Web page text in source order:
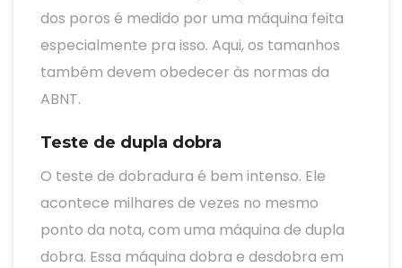
dos poros é medido por uma máquina feita
especialmente pra isso. Aqui, os tamanhos
também devem obedecer às normas da
ABNT.
Teste de dupla dobra
O teste de dobradura é bem intenso. Ele
acontece milhares de vezes no mesmo
ponto da nota, com uma máquina de dupla
dobra. Essa máquina dobra e desdobra em